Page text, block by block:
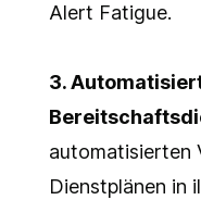
Alert Fatigue.
3.
automatisierten
Dienstplänen in